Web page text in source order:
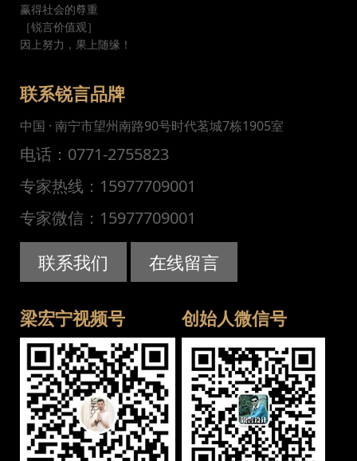
赢得社会的尊重
［锐言价值观］
因上努力，果上随缘！
联系锐言品牌
中国 · 南宁市望州南路90号时代茗城7栋1905室
电话：0771-2755823
专家热线：15977709001
专家微信：15977709001
联系我们 在线留言
梁宏宁视频号 创始人微信号